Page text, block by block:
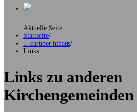
Aktuelle Seite:
Startseite/
…darüber hinaus/
Links
Links zu anderen
Kirchengemeinden